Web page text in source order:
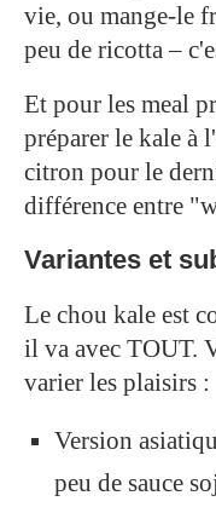
vie, ou mange-le
peu de ricotta –
Et pour les meal
préparer le kale à
citron pour le
différence entre
Variantes et
Le chou kale est
il va avec TOUT.
varier les plaisirs :
Version
peu de sauce